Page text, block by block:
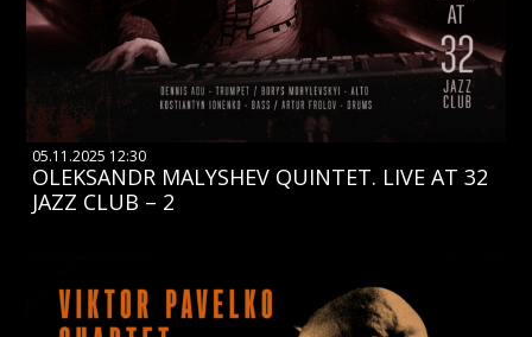
05.11.2025 12:30
OLEKSANDR MALYSHEV QUINTET. LIVE AT 32
JAZZ CLUB – 2